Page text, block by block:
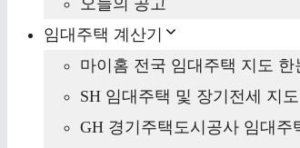
오늘의 공고
임대주택 계산기
마이홈 전국 임대주택 지도
SH 임대주택 및 장기전세 지
GH 경기주택도시공사 임대